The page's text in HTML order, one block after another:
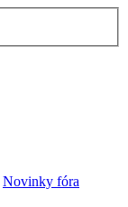
Novinky fóra